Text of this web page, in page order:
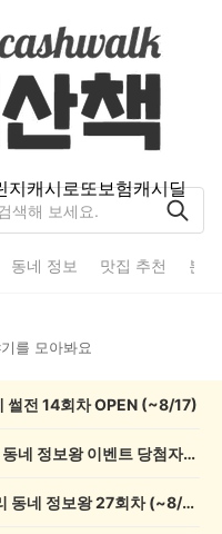
지캐시로또보험캐시딜
동네 정보 맛집 추천 분
를 모아봐요
썰전 14회차 OPEN (~8/17)
💰[당첨자 발표] 26회차 우리 동네 정보왕 이벤트 당첨자를 발표합니다!
💸 전원 2,000캐시 지급! 우리 동네 정보왕 27회차 (~8/10)